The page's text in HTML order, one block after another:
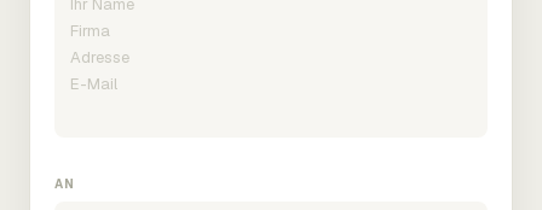
AN